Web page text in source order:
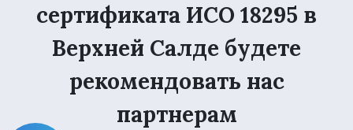
сертификата ИСО 18295 в
Верхней Салде будете
рекомендовать нас
партнерам